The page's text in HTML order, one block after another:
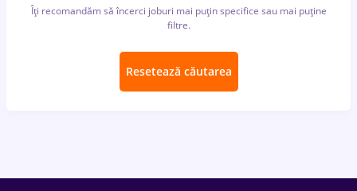
Îți recomandăm să încerci joburi mai puțin specifice sau mai puține
filtre.
Resetează căutarea